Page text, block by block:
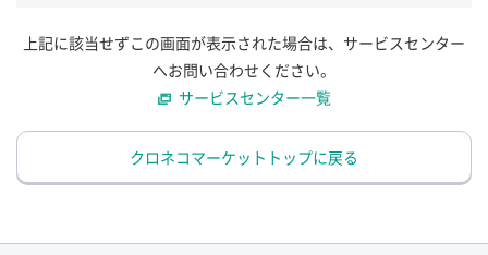
上記に該当せずこの画面が表示された場合は、サービスセンター
へお問い合わせください。
サービスセンター一覧
クロネコマーケットトップに戻る